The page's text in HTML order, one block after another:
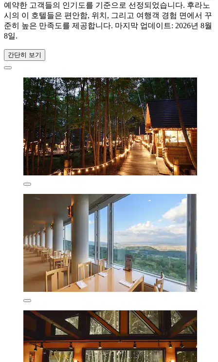
예약한 고객들의 인기도를 기준으로 선정되었습니다. 후라노
시의 이 호텔들은 편안함, 위치, 그리고 여행객 경험 면에서 꾸
준히 높은 만족도를 제공합니다. 마지막 업데이트: 2026년 8월
8일.
간단히 보기